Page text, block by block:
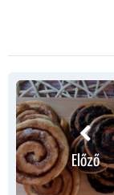
Előző